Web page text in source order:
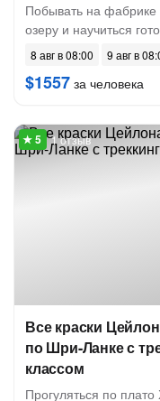
Побывать на фабрике
озеру и научиться
8 авг в 08:00 9 авг в
$1557 за человека
1 отзыв
Все краски
по Шри-Ланке с
классом
Прогуляться по плато